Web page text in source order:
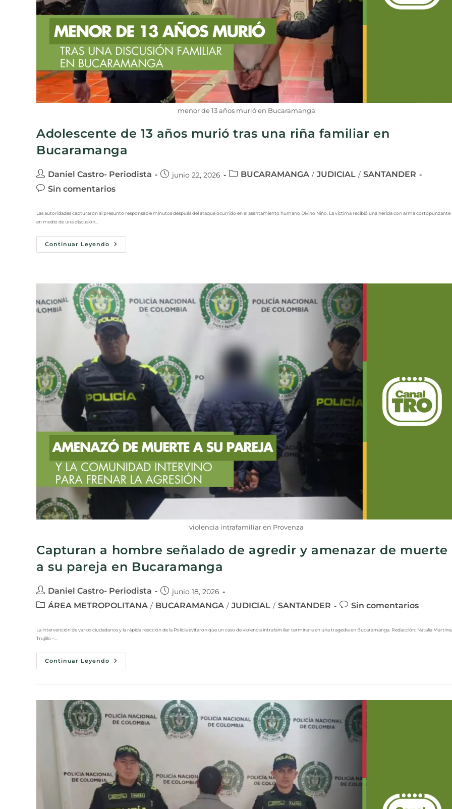
menor de 13 años murió en Bucaramanga
Adolescente de 13 años murió tras una riña familiar en
Bucaramanga
Daniel Castro- Periodista junio 22, 2026 BUCARAMANGA / JUDICIAL / SANTANDER
Sin comentarios
Las autoridades capturaron al presunto responsable minutos después del ataque ocurrido en el asentamiento humano Divino Niño. La víctima recibió una herida con arma cortopunzante
en medio de una discusión…
Continuar Leyendo
violencia intrafamiliar en Provenza
Capturan a hombre señalado de agredir y amenazar de muerte
a su pareja en Bucaramanga
Daniel Castro- Periodista junio 18, 2026
ÁREA METROPOLITANA / BUCARAMANGA / JUDICIAL / SANTANDER Sin comentarios
La intervención de varios ciudadanos y la rápida reacción de la Policía evitaron que un caso de violencia intrafamiliar terminara en una tragedia en Bucaramanga. Redacción: Natalia
Trujillo –…
Continuar Leyendo